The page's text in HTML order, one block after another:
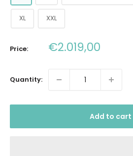
XL XXL
Price: Sale
€2.019,00
Quantity:
Add to cart